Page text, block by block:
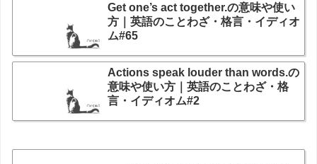
Get one’s act together.の意味や使い
方｜英語のことわざ・格言・イディオ
ム#65
Actions speak louder than words.の
意味や使い方｜英語のことわざ・格
言・イディオム#2